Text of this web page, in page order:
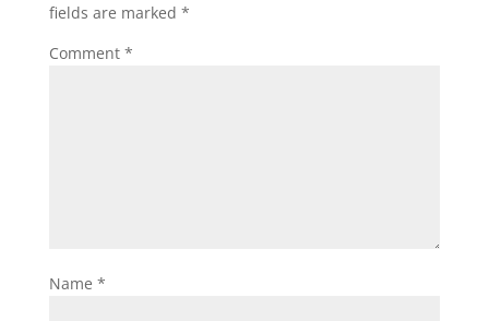
fields are marked *
Comment *
Name *